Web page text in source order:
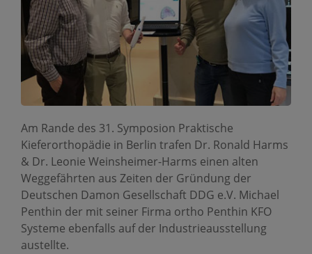
Am Rande des 31. Symposion Praktische
Kieferorthopädie in Berlin trafen Dr. Ronald Harms
& Dr. Leonie Weinsheimer-Harms einen alten
Weggefährten aus Zeiten der Gründung der
Deutschen Damon Gesellschaft DDG e.V. Michael
Penthin der mit seiner Firma ortho Penthin KFO
Systeme ebenfalls auf der Industrieausstellung
austellte.